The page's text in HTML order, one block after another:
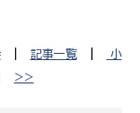
| 記事一覧|
小
>>